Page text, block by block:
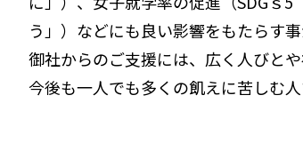
う」）などにも良い影響をもたらす
御社からのご支援には、広く人びと
今後も一人でも多くの飢えに苦しむ